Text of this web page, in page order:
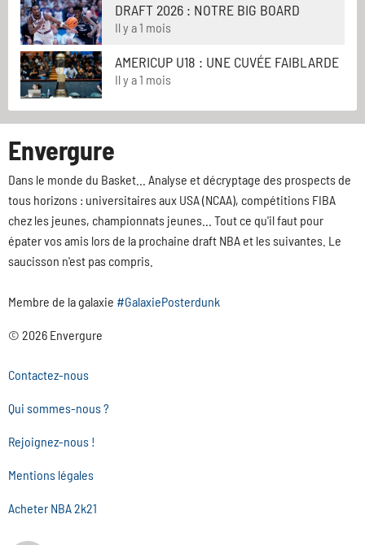
DRAFT 2026 : NOTRE BIG BOARD
Il y a 1 mois
AMERICUP U18 : UNE CUVÉE FAIBLARDE
Il y a 1 mois
Envergure
Dans le monde du Basket... Analyse et décryptage des prospects de
tous horizons : universitaires aux USA (NCAA), compétitions FIBA
chez les jeunes, championnats jeunes... Tout ce qu'il faut pour
épater vos amis lors de la prochaine draft NBA et les suivantes. Le
saucisson n'est pas compris.
Membre de la galaxie #GalaxiePosterdunk
© 2026 Envergure
Contactez-nous
Qui sommes-nous ?
Rejoignez-nous !
Mentions légales
Acheter NBA 2k21